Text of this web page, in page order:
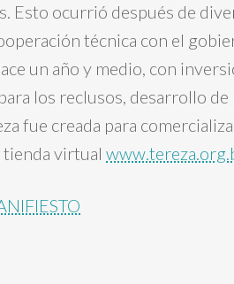
Esto ocurrió después de
técnica con el
un año y medio, con
los reclusos, desarrollo
fue creada para
virtual